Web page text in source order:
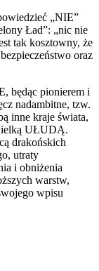
„NIE”
Ład”: „nic nie
tak kosztowny, że
oraz
będąc pionierem i
nadambitne, tzw.
inne kraje świata,
UŁUDĄ.
drakońskich
utraty
i obniżenia
warstw,
wpisu